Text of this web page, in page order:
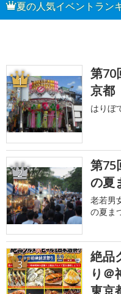
夏の人気イベントラン
1
第70
京都
はりぼ
2
第75
の夏
老若男
の夏ま
3
絶品
り＠
東京